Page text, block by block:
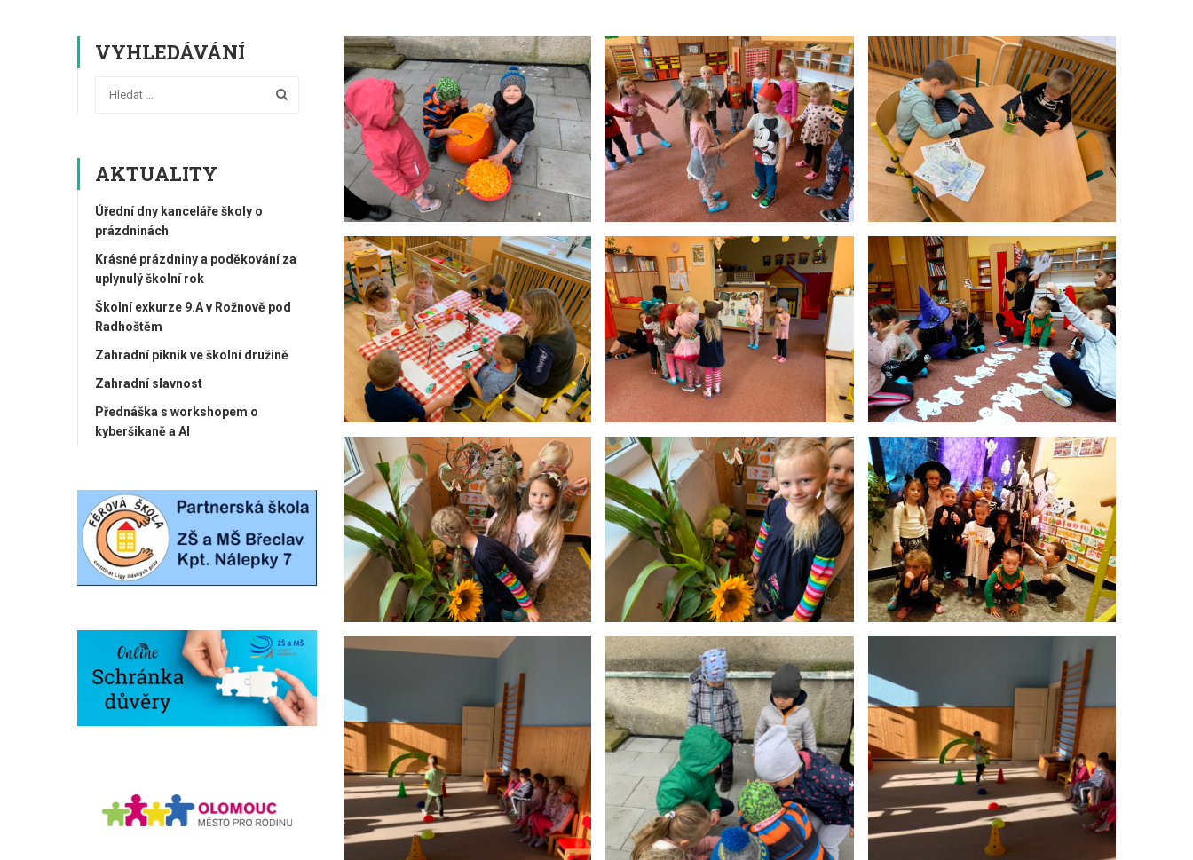
VYHLEDÁVÁNÍ
AKTUALITY
Úřední dny kanceláře školy o
prázdninách
Krásné prázdniny a poděkování za
uplynulý školní rok
Školní exkurze 9.A v Rožnově pod
Radhoštěm
Zahradní piknik ve školní družině
Zahradní slavnost
Přednáška s workshopem o
kyberšikaně a AI